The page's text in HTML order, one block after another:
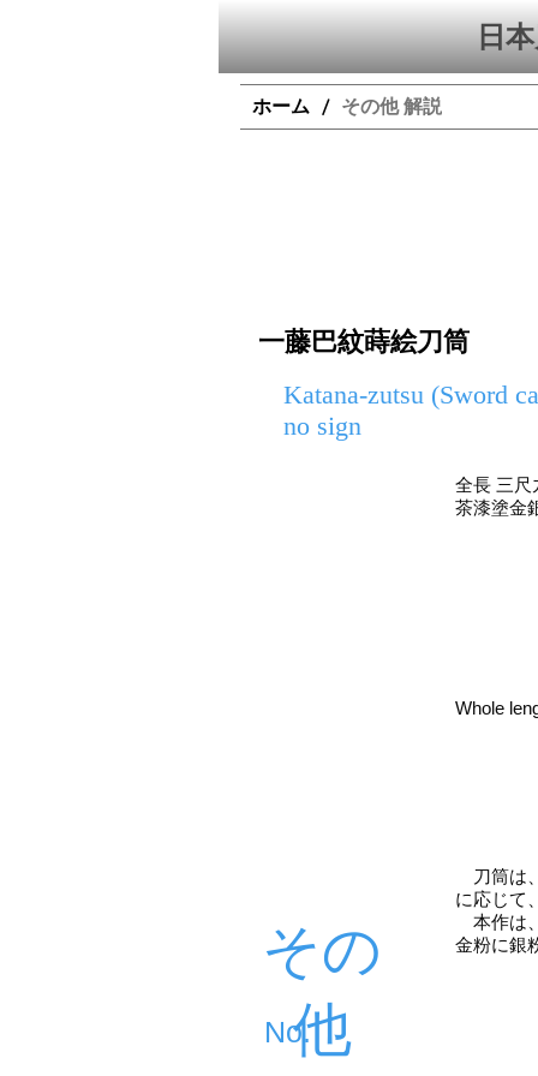
日
ホーム / その他 解説
一藤巴紋蒔絵刀筒
Katana-zutsu (Sword
no sign
全長 三尺
茶漆塗金
Whole
その
他
​No.
刀筒は
に応じて
本作は
金粉に銀